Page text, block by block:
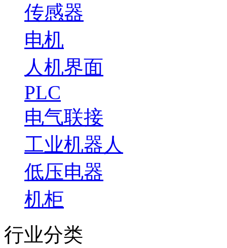
传感器
电机
人机界面
PLC
电气联接
工业机器人
低压电器
机柜
行业分类